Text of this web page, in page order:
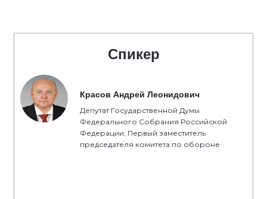
Спикер
Красов Андрей Леонидович
Депутат Государственной Думы
Федерального Собрания Российской
Федерации, Первый заместитель
председателя комитета по обороне